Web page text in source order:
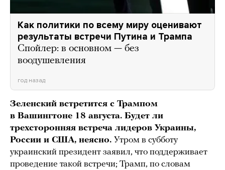
Как политики по всему миру оценивают
результаты встречи Путина и Трампа
Спойлер: в основном — без
воодушевления
год назад
Зеленский встретится с Трампом
в Вашингтоне 18 августа. Будет ли
трехсторонняя встреча лидеров Украины,
России и США, неясно. Утром в субботу
украинский президент заявил, что поддерживает
проведение такой встречи; Трамп, по словам